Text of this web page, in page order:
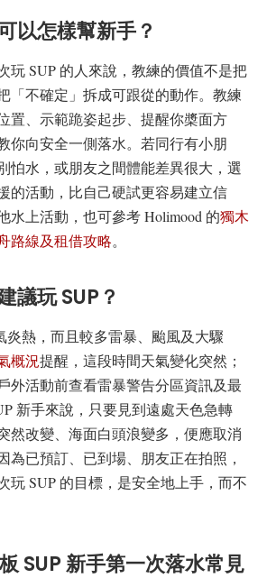
以怎樣幫新手？
玩 SUP 的人來說，教練的價值不是把
「不確定」拆成可跟從的動作。教練
置、示範跪姿起步、提醒你槳面方
你向安全一側落水。若同行有小朋
怕水，或朋友之間體能差異很大，選
的活動，比自己硬試更容易建立信
水上活動，也可參考 Holimood 的獨木
路線及租借攻略。
議玩 SUP？
炎熱，而且較多雷暴、颱風及大驟
概況提醒，這段時間天氣變化突然；
外活動前查看雷暴警告分區資訊及最
新手來說，只要見到遠處天色急轉
然改變、海面白頭浪變多，便應取消
為已預訂、已到場、朋友正在拍照，
玩 SUP 的目標，是安全地上手，而不
SUP 新手第一次落水常見